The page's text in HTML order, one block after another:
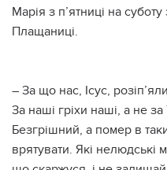
Марія з п’ятниці на
Плащаниці.
– За що нас, Ісус,
За наші гріхи наші, а не
Безгрішний, а пoмер в
врятувати. Які нелюдські